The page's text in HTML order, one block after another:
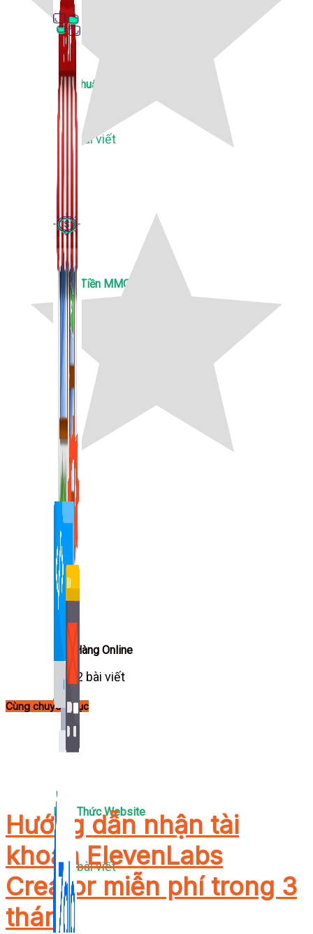
Bán Hàng Online
2,632 bài viết
New
Thủ Thuật Facebook
536 bài viết
Kiếm Tiền MMO
1,422 bài viết
Kiến Thức Website
309 bài viết
Cùng chuyên mục
Hướng dẫn nhận tài
khoản ElevenLabs
Creator miễn phí trong 3
tháng